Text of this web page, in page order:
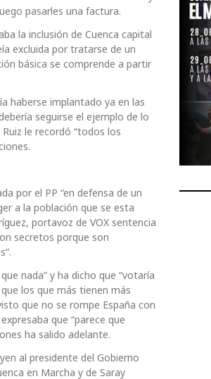
pasarles una factura.
la inclusión de Cuenca capital
excluida por tratarse de un
básica se comprende a partir
haberse implantado ya en las
seguirse el ejemplo de lo
le recordó “todos los
por el PP “en defensa de un
a la población que se esta
portavoz de VOX sentencia
secretos porque son
nada” y ha dicho que “votaría
los que más tienen más
que no se rompe España con
que “parece que
ha salido adelante.
al presidente del Gobierno
en Marcha y de Saray